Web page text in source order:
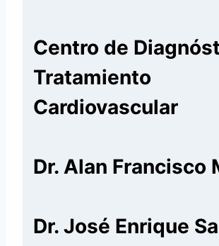
Centro de
Tratamiento
Cardiovascular
Dr. Alan Francisco
Dr. José Enrique